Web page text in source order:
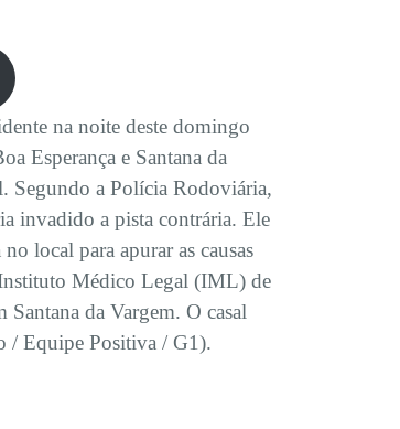
na noite deste domingo
Esperança e Santana da
Segundo a Polícia Rodoviária,
invadido a pista contrária. Ele
local para apurar as causas
Médico Legal (IML) de
da Vargem. O casal
/ Equipe Positiva / G1).